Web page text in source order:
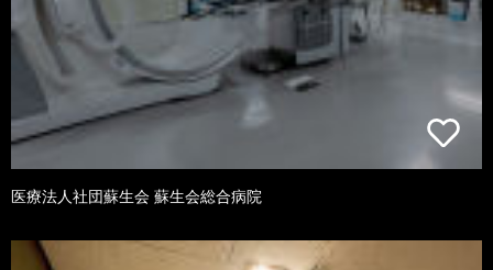
医療法人社団蘇生会 蘇生会総合病院